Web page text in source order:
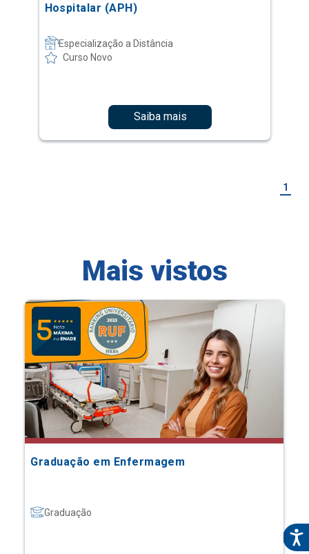
Hospitalar (APH)
Especialização a Distância
Curso Novo
Saiba mais
1
Mais vistos
Graduação em Enfermagem
Graduação